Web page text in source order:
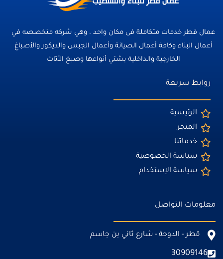
عمال قطر خدمات متكاملة فى مكان واحد . وهي شركه متخصصه في
أعمال البناء وكافة أعمال الصيانة وأعمال الجبس والديكور والأصباغ
الخارجية والداخلية بشتي أنواعها وصبغ الأثاث
روابط سريعة
الرئيسية
المتجر
خدماتنا
سياسة الخصوصية
سياسة الإستخدام
معلومات التواصل
قطر - الدوحة - شارع ثاني بن جاسم
30909146